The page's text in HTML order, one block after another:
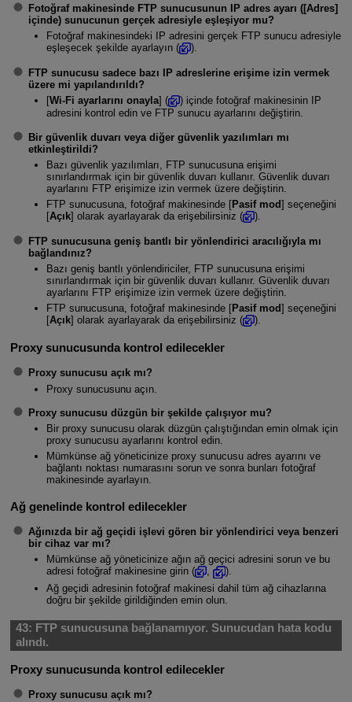
Fotoğraf makinesinde FTP sunucusunun IP adres ayarı ([Adres]
içinde) sunucunun gerçek adresiyle eşleşiyor mu?
Fotoğraf makinesindeki IP adresini gerçek FTP sunucu adresiyle
eşleşecek şekilde ayarlayın (
).
FTP sunucusu sadece bazı IP adreslerine erişime izin vermek
üzere mi yapılandırıldı?
[Wi-Fi ayarlarını onayla] (
) içinde fotoğraf makinesinin IP
adresini kontrol edin ve FTP sunucu ayarlarını değiştirin.
Bir güvenlik duvarı veya diğer güvenlik yazılımları mı
etkinleştirildi?
Bazı güvenlik yazılımları, FTP sunucusuna erişimi
sınırlandırmak için bir güvenlik duvarı kullanır. Güvenlik duvarı
ayarlarını FTP erişimize izin vermek üzere değiştirin.
FTP sunucusuna, fotoğraf makinesinde [Pasif mod] seçeneğini
[Açık] olarak ayarlayarak da erişebilirsiniz ( ).
FTP sunucusuna geniş bantlı bir yönlendirici aracılığıyla mı
bağlandınız?
Bazı geniş bantlı yönlendiriciler, FTP sunucusuna erişimi
sınırlandırmak için bir güvenlik duvarı kullanır. Güvenlik duvarı
ayarlarını FTP erişimize izin vermek üzere değiştirin.
FTP sunucusuna, fotoğraf makinesinde [Pasif mod] seçeneğini
[Açık] olarak ayarlayarak da erişebilirsiniz ( ).
Proxy sunucusunda kontrol edilecekler
Proxy sunucusu açık mı?
Proxy sunucusunu açın.
Proxy sunucusu düzgün bir şekilde çalışıyor mu?
Bir proxy sunucusu olarak düzgün çalıştığından emin olmak için
proxy sunucusu ayarlarını kontrol edin.
Mümkünse ağ yöneticinize proxy sunucusu adres ayarını ve
bağlantı noktası numarasını sorun ve sonra bunları fotoğraf
makinesinde ayarlayın.
Ağ genelinde kontrol edilecekler
Ağınızda bir ağ geçidi işlevi gören bir yönlendirici veya benzeri
bir cihaz var mı?
Mümkünse ağ yöneticinize ağın ağ geçici adresini sorun ve bu
adresi fotoğraf makinesine girin (
,
).
Ağ geçidi adresinin fotoğraf makinesi dahil tüm ağ cihazlarına
doğru bir şekilde girildiğinden emin olun.
43: FTP sunucusuna bağlanamıyor. Sunucudan hata kodu
alındı.
Proxy sunucusunda kontrol edilecekler
Proxy sunucusu açık mı?